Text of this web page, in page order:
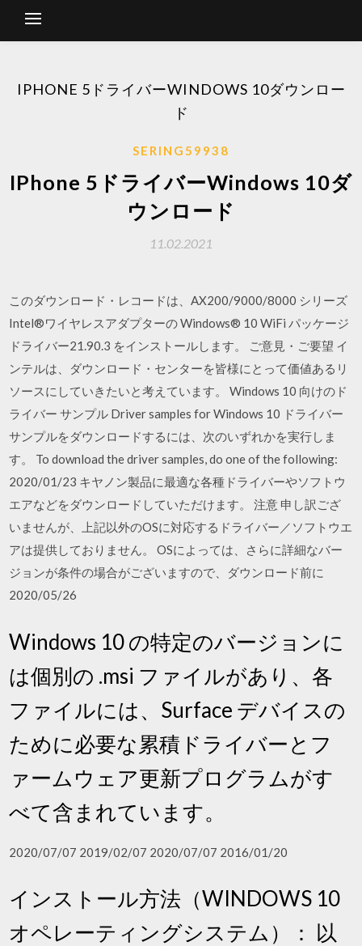
IPHONE 5ドライバーWINDOWS 10ダウンロー
ド
SERING59938
IPhone 5ドライバーWindows 10ダ
ウンロード
11.02.2021
このダウンロード・レコードは、AX200/9000/8000 シリーズ
Intel®ワイヤレスアダプターの Windows® 10 WiFi パッケージ
ドライバー21.90.3 をインストールします。 ご意見・ご要望 イ
ンテルは、ダウンロード・センターを皆様にとって価値あるリ
ソースにしていきたいと考えています。 Windows 10 向けのド
ライバー サンプル Driver samples for Windows 10 ドライバー
サンプルをダウンロードするには、次のいずれかを実行しま
す。 To download the driver samples, do one of the following:
2020/01/23 キヤノン製品に最適な各種ドライバーやソフトウ
エアなどをダウンロードしていただけます。 注意 申し訳ござ
いませんが、上記以外のOSに対応するドライバー／ソフトウエ
アは提供しておりません。 OSによっては、さらに詳細なバー
ジョンが条件の場合がございますので、ダウンロード前に
2020/05/26
Windows 10 の特定のバージョンに
は個別の .msi ファイルがあり、各
ファイルには、Surface デバイスの
ために必要な累積ドライバーとフ
ァームウェア更新プログラムがす
べて含まれています。
2020/07/07 2019/02/07 2020/07/07 2016/01/20
インストール方法（WINDOWS 10
オペレーティングシステム）： 以